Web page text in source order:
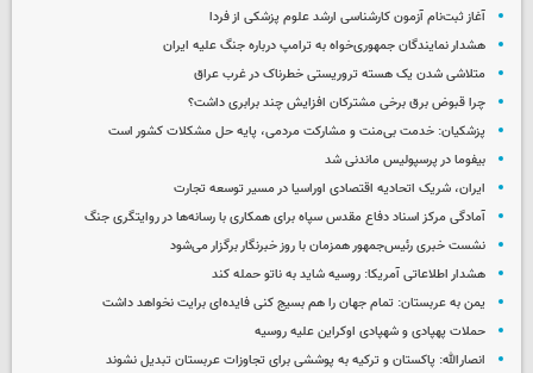
آغاز ثبت‌نام‌ آزمون کارشناسی ارشد علوم پزشکی از فردا
هشدار نمایندگان جمهوری‌خواه به ترامپ درباره جنگ علیه ایران
متلاشی شدن یک هسته تروریستی خطرناک در غرب عراق
چرا قبوض برق برخی مشترکان افزایش چند برابری داشت؟
پزشکیان: خدمت بی‌منت و مشارکت مردمی، پایه حل مشکلات کشور است
بیفوما در پرسپولیس ماندنی شد
ایران، شریک اتحادیه اقتصادی اوراسیا در مسیر توسعه تجارت
آمادگی مرکز اسناد دفاع مقدس سپاه برای همکاری با رسانه‌ها در روایتگری جنگ
نشست خبری رئیس‌جمهور همزمان با روز خبرنگار برگزار می‌شود
هشدار اطلاعاتی آمریکا: روسیه شاید به ناتو حمله کند
یمن به عربستان: تمام جهان را هم بسیج کنی فایده‌ای برایت نخواهد داشت
حملات پهپادی و شهپادی اوکراین علیه روسیه
انصارالله: پاکستان و ترکیه به پوششی برای تجاوزات عربستان تبدیل نشوند